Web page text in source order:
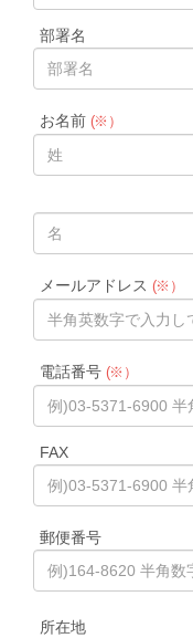
部署名
お名前(※）
メールアドレス (※）
電話番号(※）
FAX
郵便番号
所在地